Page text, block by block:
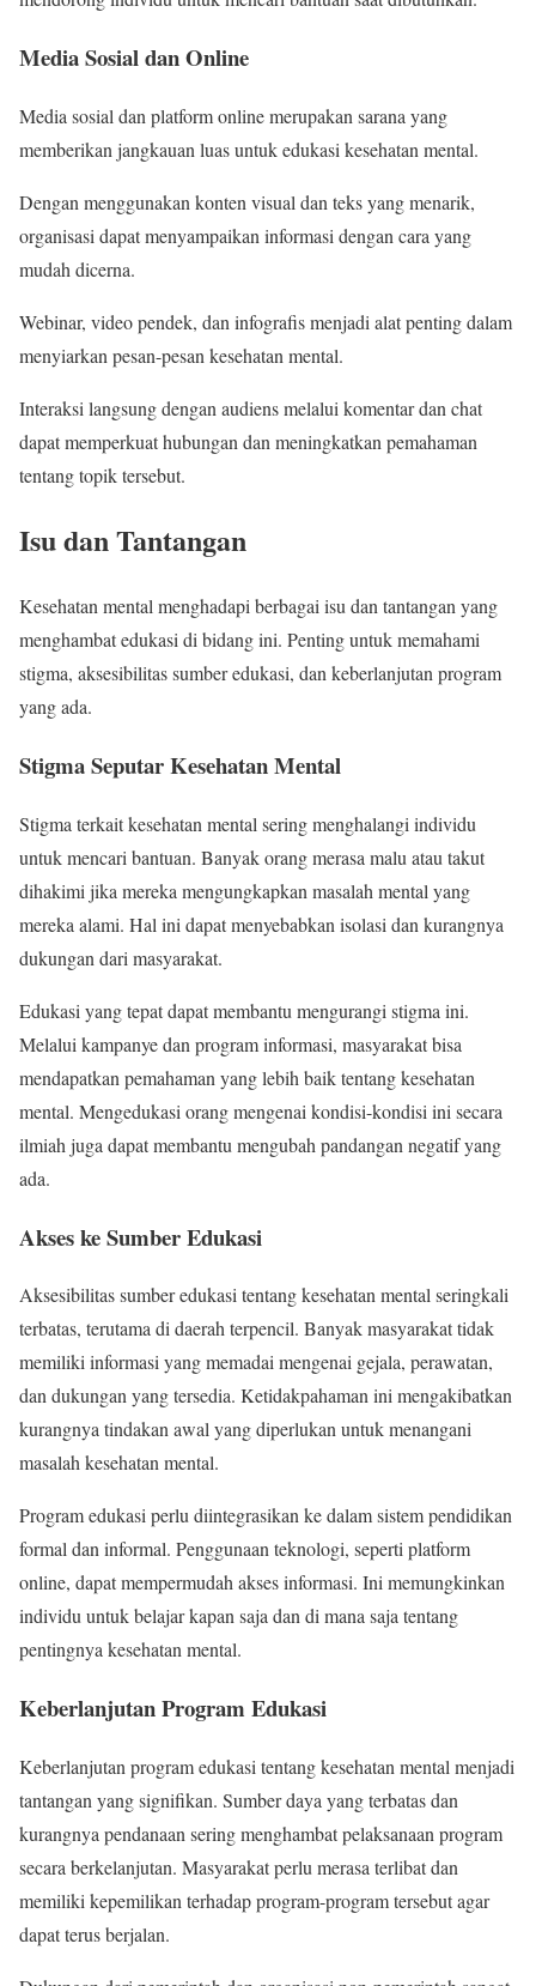
Media Sosial dan Online
Media sosial dan platform online merupakan sarana yang
memberikan jangkauan luas untuk edukasi kesehatan mental.
Dengan menggunakan konten visual dan teks yang menarik,
organisasi dapat menyampaikan informasi dengan cara yang
mudah dicerna.
Webinar, video pendek, dan infografis menjadi alat penting dalam
menyiarkan pesan-pesan kesehatan mental.
Interaksi langsung dengan audiens melalui komentar dan chat
dapat memperkuat hubungan dan meningkatkan pemahaman
tentang topik tersebut.
Isu dan Tantangan
Kesehatan mental menghadapi berbagai isu dan tantangan yang
menghambat edukasi di bidang ini. Penting untuk memahami
stigma, aksesibilitas sumber edukasi, dan keberlanjutan program
yang ada.
Stigma Seputar Kesehatan Mental
Stigma terkait kesehatan mental sering menghalangi individu
untuk mencari bantuan. Banyak orang merasa malu atau takut
dihakimi jika mereka mengungkapkan masalah mental yang
mereka alami. Hal ini dapat menyebabkan isolasi dan kurangnya
dukungan dari masyarakat.
Edukasi yang tepat dapat membantu mengurangi stigma ini.
Melalui kampanye dan program informasi, masyarakat bisa
mendapatkan pemahaman yang lebih baik tentang kesehatan
mental. Mengedukasi orang mengenai kondisi-kondisi ini secara
ilmiah juga dapat membantu mengubah pandangan negatif yang
ada.
Akses ke Sumber Edukasi
Aksesibilitas sumber edukasi tentang kesehatan mental seringkali
terbatas, terutama di daerah terpencil. Banyak masyarakat tidak
memiliki informasi yang memadai mengenai gejala, perawatan,
dan dukungan yang tersedia. Ketidakpahaman ini mengakibatkan
kurangnya tindakan awal yang diperlukan untuk menangani
masalah kesehatan mental.
Program edukasi perlu diintegrasikan ke dalam sistem pendidikan
formal dan informal. Penggunaan teknologi, seperti platform
online, dapat mempermudah akses informasi. Ini memungkinkan
individu untuk belajar kapan saja dan di mana saja tentang
pentingnya kesehatan mental.
Keberlanjutan Program Edukasi
Keberlanjutan program edukasi tentang kesehatan mental menjadi
tantangan yang signifikan. Sumber daya yang terbatas dan
kurangnya pendanaan sering menghambat pelaksanaan program
secara berkelanjutan. Masyarakat perlu merasa terlibat dan
memiliki kepemilikan terhadap program-program tersebut agar
dapat terus berjalan.